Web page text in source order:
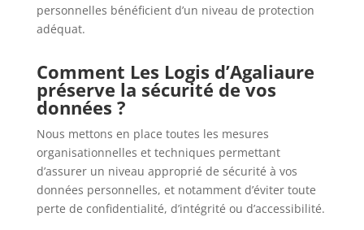
personnelles bénéficient d’un niveau de protection
adéquat.
Comment Les Logis d’Agaliaure
préserve la sécurité de vos
données ?
Nous mettons en place toutes les mesures
organisationnelles et techniques permettant
d’assurer un niveau approprié de sécurité à vos
données personnelles, et notamment d’éviter toute
perte de confidentialité, d’intégrité ou d’accessibilité.